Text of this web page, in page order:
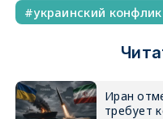
украинский
Иран
требует